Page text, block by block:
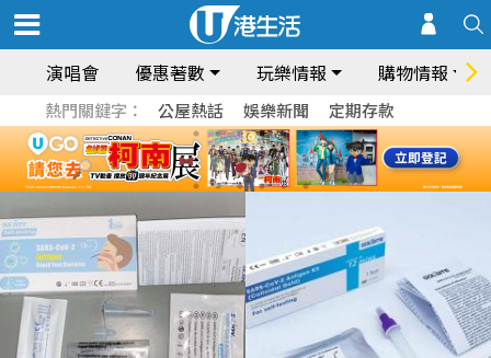
演唱會 優惠著數 玩樂情報 購物情報
熱門關鍵字： 公屋熱話 娛樂新聞 定期存款